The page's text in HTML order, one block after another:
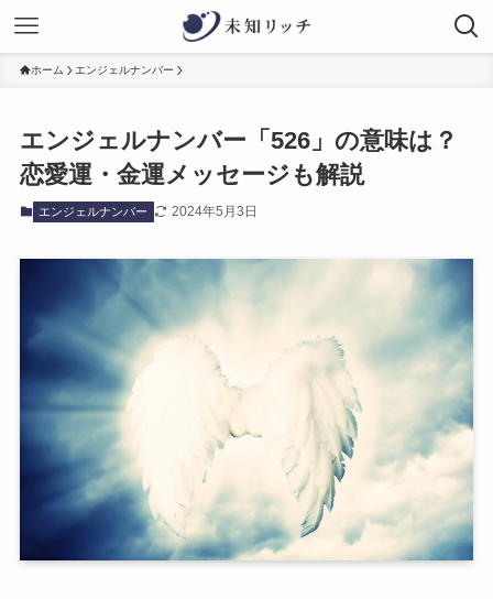
ホーム エンジェルナンバー
エンジェルナンバー「526」の意味は？
恋愛運・金運メッセージも解説
エンジェルナンバー 2024年5月3日